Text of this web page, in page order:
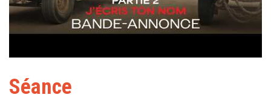
Séance